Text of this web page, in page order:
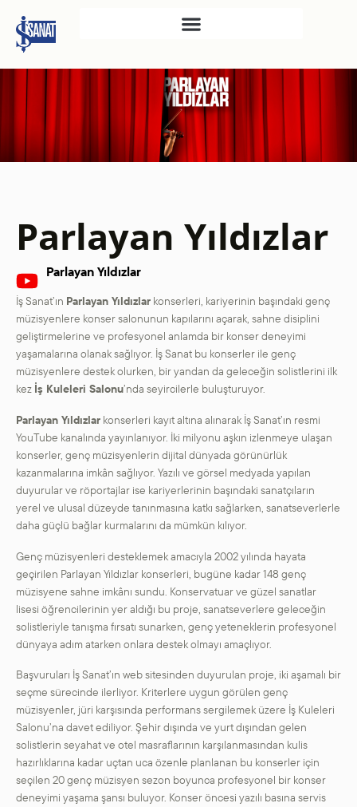
SAHNE SANATLARI
TÜRKIYE İŞ BANKASI
RESIM HEYKEL MÜZESI
İKTISADI BAĞIMSIZLIK
MÜZESI
ATATÜRK KÜTÜPHANESI
SANAT GALERILERI
KÜLTÜREL MIRASA
DESTEK
Parlayan Yıldızlar
Parlayan Yıldızlar
İş Sanat’ın Parlayan Yıldızlar konserleri, kariyerinin başındaki genç
müzisyenlere konser salonunun kapılarını açarak, sahne disiplini
geliştirmelerine ve profesyonel anlamda bir konser deneyimi
yaşamalarına olanak sağlıyor. İş Sanat bu konserler ile genç
müzisyenlere destek olurken, bir yandan da geleceğin solistlerini ilk
kez İş Kuleleri Salonu’nda seyircilerle buluşturuyor.
Parlayan Yıldızlar konserleri kayıt altına alınarak İş Sanat’ın resmi
YouTube kanalında yayınlanıyor. İki milyonu aşkın izlenmeye ulaşan
konserler, genç müzisyenlerin dijital dünyada görünürlük
kazanmalarına imkân sağlıyor. Yazılı ve görsel medyada yapılan
duyurular ve röportajlar ise kariyerlerinin başındaki sanatçıların
yerel ve ulusal düzeyde tanınmasına katkı sağlarken, sanatseverlerle
daha güçlü bağlar kurmalarını da mümkün kılıyor.
Genç müzisyenleri desteklemek amacıyla 2002 yılında hayata
geçirilen Parlayan Yıldızlar konserleri, bugüne kadar 148 genç
müzisyene sahne imkânı sundu. Konservatuar ve güzel sanatlar
lisesi öğrencilerinin yer aldığı bu proje, sanatseverlere geleceğin
solistleriyle tanışma fırsatı sunarken, genç yeteneklerin profesyonel
dünyaya adım atarken onlara destek olmayı amaçlıyor.
Başvuruları İş Sanat’ın web sitesinden duyurulan proje, iki aşamalı bir
seçme sürecinde ilerliyor. Kriterlere uygun görülen genç
müzisyenler, jüri karşısında performans sergilemek üzere İş Kuleleri
Salonu’na davet ediliyor. Şehir dışında ve yurt dışından gelen
solistlerin seyahat ve otel masraflarının karşılanmasından kulis
hazırlıklarına kadar uçtan uca özenle planlanan bu konserler için
seçilen 20 genç müzisyen sezon boyunca profesyonel bir konser
deneyimi yaşama şansı buluyor. Konser öncesi yazılı basına servis